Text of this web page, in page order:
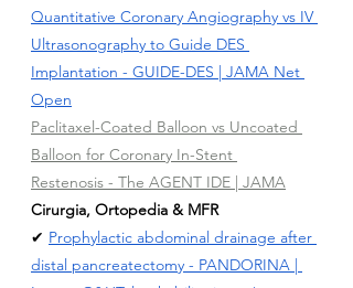
Quantitative Coronary Angiography vs IV
Ultrasonography to Guide DES
Implantation - GUIDE-DES | JAMA Net
Open
Paclitaxel-Coated Balloon vs Uncoated
Balloon for Coronary In-Stent
Restenosis - The AGENT IDE | JAMA
Cirurgia, Ortopedia & MFR
✔ Prophylactic abdominal drainage after
distal pancreatectomy - PANDORINA |